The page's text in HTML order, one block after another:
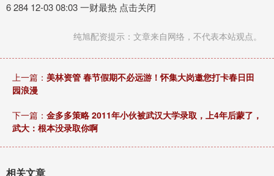
6 284 12-03 08:03 一财最热 点击关闭
纯旭配资提示：文章来自网络，不代表本站观点。
上一篇： 美林资管 春节假期不必远游！怀集大岗邀您打卡春日田
园浪漫
下一篇： 金多多策略 2011年小伙被武汉大学录取，上4年后蒙了，
武大：根本没录取你啊
相关文章